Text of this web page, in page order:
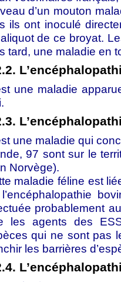
d’un mouton
ils ont inoculé
de ce broyat.
tard, une maladie en
une maladie
une maladie qui
97 sont sur le
Norvège).
maladie féline est
probablement
les agents des
qui ne sont pas
les barrières